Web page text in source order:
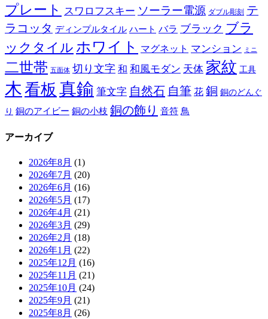
プレート スワロフスキー ソーラー電源 ダブル彫刻 テ
ラコッタ ディンプルタイル ハート バラ ブラック ブラ
ックタイル ホワイト マグネット マンション ミニ
二世帯 五面体 切り文字 和 和風モダン 天体 家紋 工具
木看板 真鍮 筆文字 自然石 自筆 花 銅 銅のどんぐ
り 銅のアイビー 銅の小枝 銅の飾り 音符 鳥
アーカイブ
2026年8月 (1)
2026年7月 (20)
2026年6月 (16)
2026年5月 (17)
2026年4月 (21)
2026年3月 (29)
2026年2月 (18)
2026年1月 (22)
2025年12月 (16)
2025年11月 (21)
2025年10月 (24)
2025年9月 (21)
2025年8月 (26)